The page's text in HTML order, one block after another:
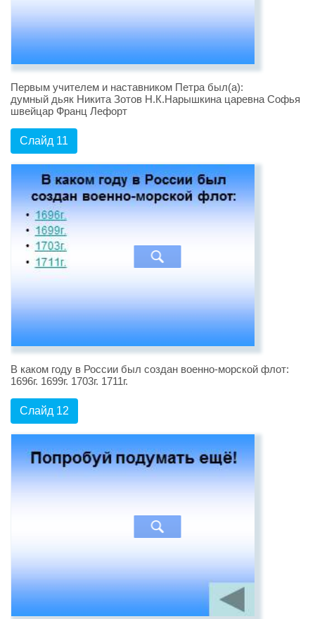
Первым учителем и наставником Петра был(а):
думный дьяк Никита Зотов Н.К.Нарышкина царевна Софья
швейцар Франц Лефорт
Слайд 11
В каком году в России был создан военно-морской флот:
1696г. 1699г. 1703г. 1711г.
Слайд 12